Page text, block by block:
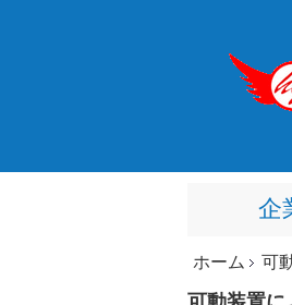
企
ホーム 可